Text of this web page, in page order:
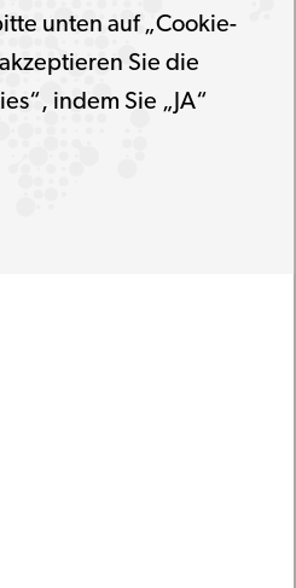
unten auf „Cookie-
Sie die
indem Sie „JA“